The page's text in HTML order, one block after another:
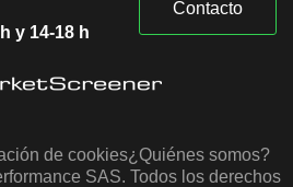
y 14-18 h
Contacto
de cookies¿Quiénes somos?
SAS. Todos los derechos